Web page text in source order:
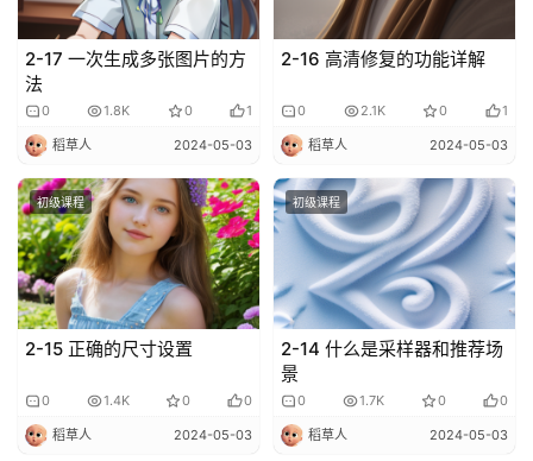
量
化
绘
梦
逆
熵
绘
梦
字
形
2-17 一次生成多张图片的方
法
0 1.8K 0 1
稻草人 2024-05-03
2-16 高清修复的功能详解
0 2.1K 0 1
稻草人 2024-05-03
初级课程
2-15 正确的尺寸设置
0 1.4K 0 0
稻草人 2024-05-03
初级课程
2-14 什么是采样器和推荐场
景
0 1.7K 0 0
稻草人 2024-05-03